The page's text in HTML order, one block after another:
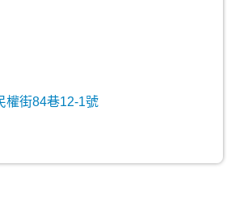
權街84巷12-1號